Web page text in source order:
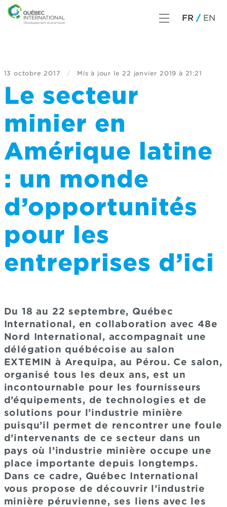
FR EN
13 octobre 2017 / Mis à jour le 22 janvier 2019 à 21:21
Le secteur
minier en
Amérique latine
: un monde
d’opportunités
pour les
entreprises d’ici
Du 18 au 22 septembre, Québec
International, en collaboration avec 48e
Nord International, accompagnait une
délégation québécoise au salon
EXTEMIN à Arequipa, au Pérou. Ce salon,
organisé tous les deux ans, est un
incontournable pour les fournisseurs
d’équipements, de technologies et de
solutions pour l’industrie minière
puisqu’il permet de rencontrer une foule
d’intervenants de ce secteur dans un
pays où l’industrie minière occupe une
place importante depuis longtemps.
Dans ce cadre, Québec International
vous propose de découvrir l’industrie
minière péruvienne, ses liens avec les